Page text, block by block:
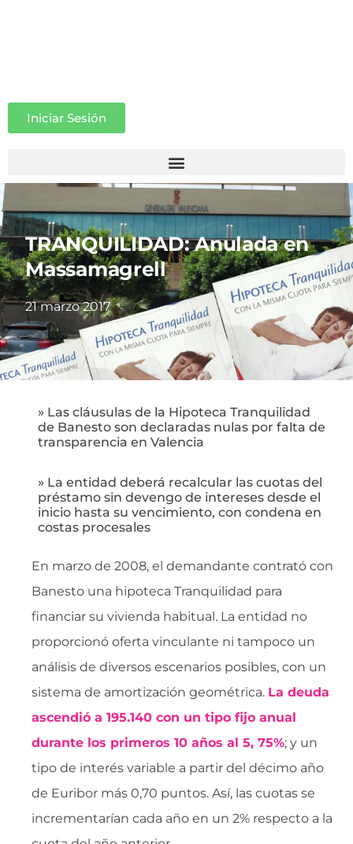
Iniciar Sesión
TRANQUILIDAD: Anulada en
Massamagrell
21 marzo 2017
» Las cláusulas de la Hipoteca Tranquilidad
de Banesto son declaradas nulas por falta de
transparencia en Valencia
» La entidad deberá recalcular las cuotas del
préstamo sin devengo de intereses desde el
inicio hasta su vencimiento, con condena en
costas procesales
En marzo de 2008, el demandante contrató con
Banesto una hipoteca Tranquilidad para
financiar su vivienda habitual. La entidad no
proporcionó oferta vinculante ni tampoco un
análisis de diversos escenarios posibles, con un
sistema de amortización geométrica. La deuda
ascendió a 195.140 con un tipo fijo anual
durante los primeros 10 años al 5, 75%; y un
tipo de interés variable a partir del décimo año
de Euribor más 0,70 puntos. Así, las cuotas se
incrementarían cada año en un 2% respecto a la